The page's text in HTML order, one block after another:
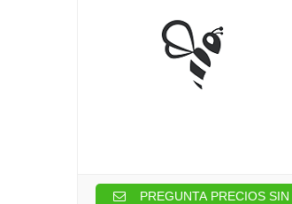
PREGUNTA PRECIOS